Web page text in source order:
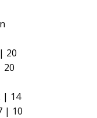
20
20
| 14
| 10